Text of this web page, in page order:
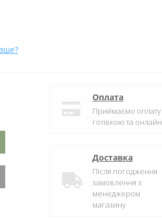
Оплата
Приймаємо оплату
готівкою та онлайн
Доставка
Після погодження
замовлення з
менеджером
магазину